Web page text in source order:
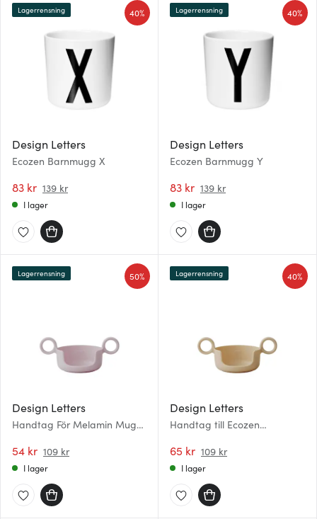
Design Letters
Ecozen Barnmugg X
83 kr 139 kr
40%
Lagerrensning
I lager
Design Letters
Ecozen Barnmugg Y
83 kr 139 kr
40%
Lagerrensning
I lager
Design Letters
Handtag För Melamin Mugg
54 kr 109 kr
50%
Lagerrensning
I lager
Design Letters
Handtag till Ecozen
65 kr 109 kr
40%
Lagerrensning
I lager